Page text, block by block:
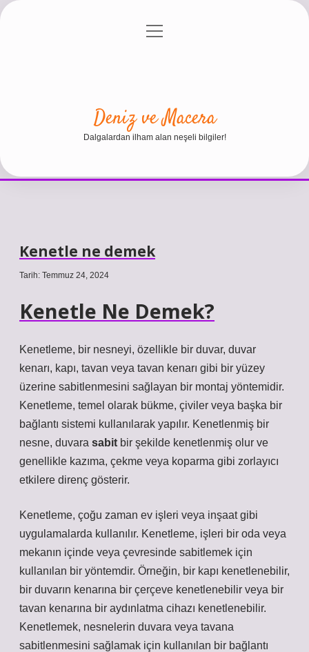
Gizlilik Politikası
menüyü
Deniz ve Macera
Dalgalardan ilham alan neşeli bilgiler!
Kenetle ne demek
Tarih: Temmuz 24, 2024
Kenetle Ne Demek?
Kenetleme, bir nesneyi, özellikle bir duvar, duvar
kenarı, kapı, tavan veya tavan kenarı gibi bir yüzey
üzerine sabitlenmesini sağlayan bir montaj yöntemidir.
Kenetleme, temel olarak bükme, çiviler veya başka bir
bağlantı sistemi kullanılarak yapılır. Kenetlenmiş bir
nesne, duvara sabit bir şekilde kenetlenmiş olur ve
genellikle kazıma, çekme veya koparma gibi zorlayıcı
etkilere direnç gösterir.
Kenetleme, çoğu zaman ev işleri veya inşaat gibi
uygulamalarda kullanılır. Kenetleme, işleri bir oda veya
mekanın içinde veya çevresinde sabitlemek için
kullanılan bir yöntemdir. Örneğin, bir kapı kenetlenebilir,
bir duvarın kenarına bir çerçeve kenetlenebilir veya bir
tavan kenarına bir aydınlatma cihazı kenetlenebilir.
Kenetlemek, nesnelerin duvara veya tavana
sabitlenmesini sağlamak için kullanılan bir bağlantı